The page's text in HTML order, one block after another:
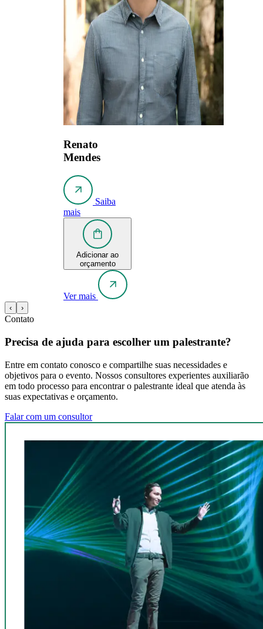
Renato
Mendes
Saiba
mais
Adicionar ao
orçamento
Ver mais
‹ ›
Contato
Precisa de ajuda para escolher um palestrante?
Entre em contato conosco e compartilhe suas necessidades e
objetivos para o evento. Nossos consultores experientes auxiliarão
em todo processo para encontrar o palestrante ideal que atenda às
suas expectativas e orçamento.
Falar com um consultor